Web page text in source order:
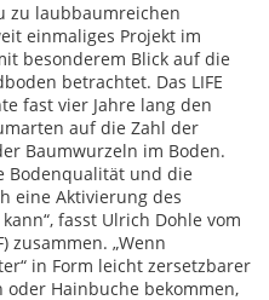
zu laubbaumreichen
einmaliges Projekt im
besonderem Blick auf die
betrachtet. Das LIFE
fast vier Jahre lang den
auf die Zahl der
Baumwurzeln im Boden.
Bodenqualität und die
eine Aktivierung des
fasst Ulrich Dohle vom
zusammen. „Wenn
in Form leicht zersetzbarer
oder Hainbuche bekommen,